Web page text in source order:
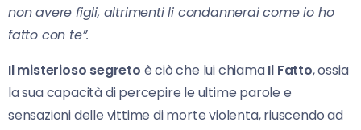
non avere figli, altrimenti li condannerai come io ho
fatto con te”.
Il misterioso segreto è ciò che lui chiamaIl Fatto, ossia
la sua capacità di percepire le ultime parole e
sensazioni delle vittime di morte violenta, riuscendo ad